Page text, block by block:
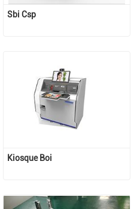
Sbi Csp
Kiosque Boi